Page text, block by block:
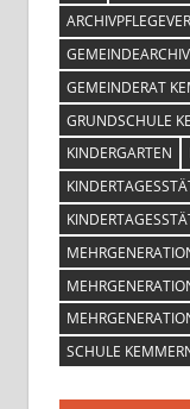
GEMEINDEARCHIV
GEMEINDERAT
GRUNDSCHULE
KINDERGARTEN
SCHULE